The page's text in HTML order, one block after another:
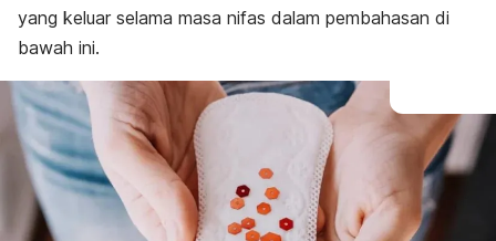
yang keluar selama masa nifas dalam pembahasan di
bawah ini.